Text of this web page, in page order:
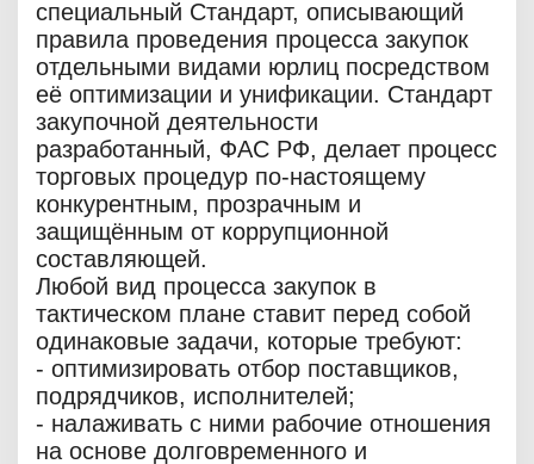
специальный Стандарт, описывающий
правила проведения процесса закупок
отдельными видами юрлиц посредством
её оптимизации и унификации. Стандарт
закупочной деятельности
разработанный, ФАС РФ, делает процесс
торговых процедур по-настоящему
конкурентным, прозрачным и
защищённым от коррупционной
составляющей.
Любой вид процесса закупок в
тактическом плане ставит перед собой
одинаковые задачи, которые требуют:
- оптимизировать отбор поставщиков,
подрядчиков, исполнителей;
- налаживать с ними рабочие отношения
на основе долговременного и